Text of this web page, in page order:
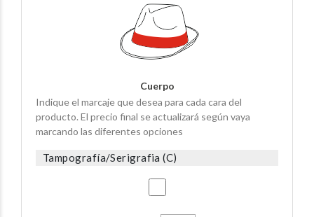
Cuerpo
Indique el marcaje que desea para cada cara del
producto. El precio final se actualizará según vaya
marcando las diferentes opciones
Tampografía/Serigrafia (C)